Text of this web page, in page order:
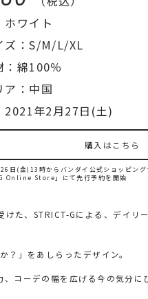
ホワイト
ズ：S/M/L/XL
：綿100％
ア：中国
2021年2月27日(土)
購入はこちら
日(金)13時からバンダイ公式ショッピング
G Online Store」にて先行予約を開始
た、STRICT-Gによる、デイリ
」をあしらったデザイン。
コーデの幅を広げる今の気分に